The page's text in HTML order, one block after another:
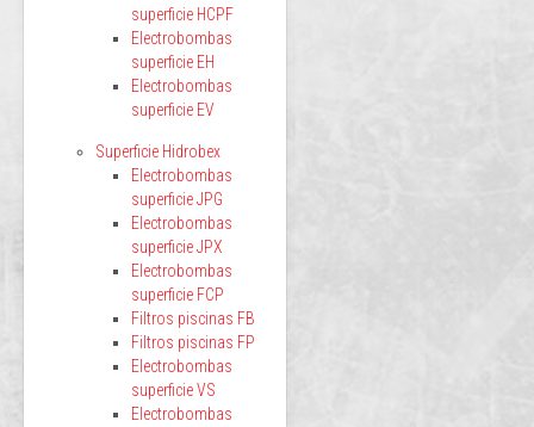
superficie HCPF
Electrobombas
superficie EH
Electrobombas
superficie EV
Superficie Hidrobex
Electrobombas
superficie JPG
Electrobombas
superficie JPX
Electrobombas
superficie FCP
Filtros piscinas FB
Filtros piscinas FP
Electrobombas
superficie VS
Electrobombas